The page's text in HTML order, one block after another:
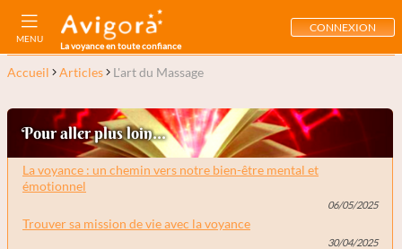
MENU
La voyance en toute confiance
CONNEXION
Accueil Articles L'art du Massage
Pour aller plus loin...
La voyance : un chemin vers notre bien-être mental et
émotionnel
06/05/2025
Trouver sa mission de vie avec la voyance
30/04/2025